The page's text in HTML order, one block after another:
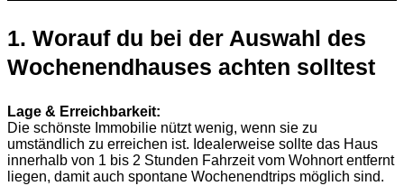
1. Worauf du bei der Auswahl des
Wochenendhauses achten solltest
Lage & Erreichbarkeit:
Die schönste Immobilie nützt wenig, wenn sie zu
umständlich zu erreichen ist. Idealerweise sollte das Haus
innerhalb von 1 bis 2 Stunden Fahrzeit vom Wohnort entfernt
liegen, damit auch spontane Wochenendtrips möglich sind.